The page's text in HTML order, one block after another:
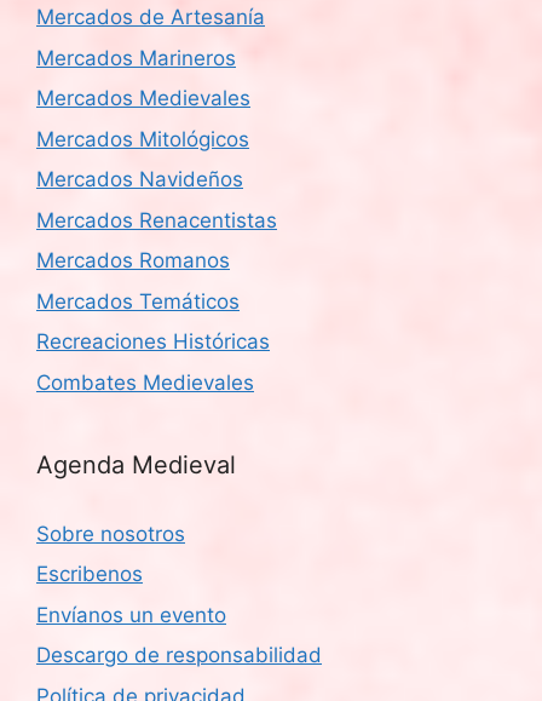
Mercados de Artesanía
Mercados Marineros
Mercados Medievales
Mercados Mitológicos
Mercados Navideños
Mercados Renacentistas
Mercados Romanos
Mercados Temáticos
Recreaciones Históricas
Combates Medievales
Agenda Medieval
Sobre nosotros
Escribenos
Envíanos un evento
Descargo de responsabilidad
Política de privacidad